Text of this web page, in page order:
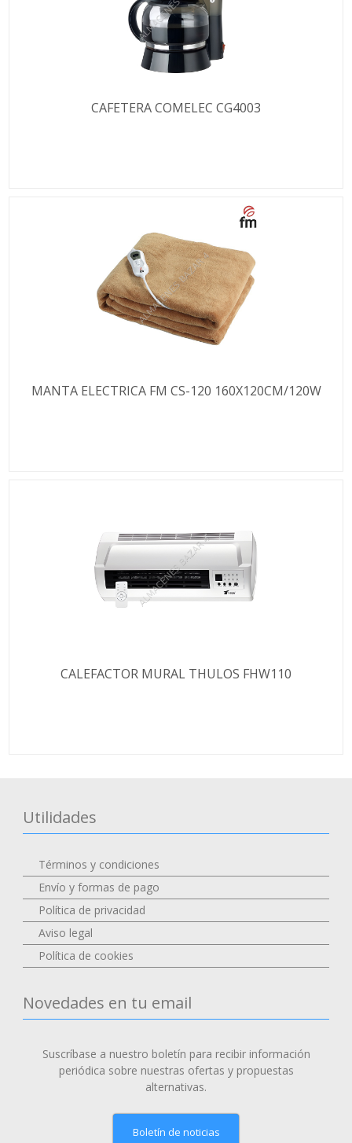
CAFETERA COMELEC CG4003
MANTA ELECTRICA FM CS-120 160X120CM/120W
CALEFACTOR MURAL THULOS FHW110
Utilidades
Términos y condiciones
Envío y formas de pago
Política de privacidad
Aviso legal
Política de cookies
Novedades en tu email
Suscríbase a nuestro boletín para recibir información
periódica sobre nuestras ofertas y propuestas
alternativas.
Boletín de noticias